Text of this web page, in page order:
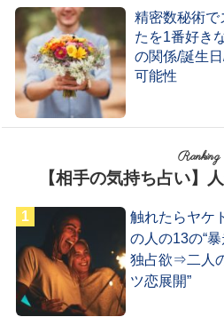
精密数秘術
たを1番好き
の関係/誕生
可能性
Ranking
【相手の気持ち占い】
触れたらヤケ
の人の13の“
独占欲⇒二人
ツ恋展開”